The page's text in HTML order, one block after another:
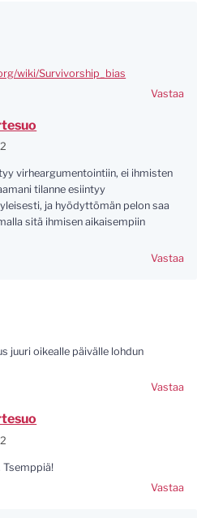
wiki/Survivorship_bias
Vastaa
virheargumentointiin, ei ihmisten
tilanne esiintyy
ja hyödyttömän pelon saa
sitä ihmisen aikaisempiin
Vastaa
juuri oikealle päivälle lohdun
Vastaa
Tsemppiä!
Vastaa